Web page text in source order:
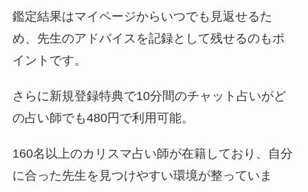
鑑定結果はマイページからいつでも見返せるた
め、先生のアドバイスを記録として残せるのもポ
イントです。
さらに新規登録特典で10分間のチャット占いがど
の占い師でも480円で利用可能。
160名以上のカリスマ占い師が在籍しており、自分
に合った先生を見つけやすい環境が整っていま